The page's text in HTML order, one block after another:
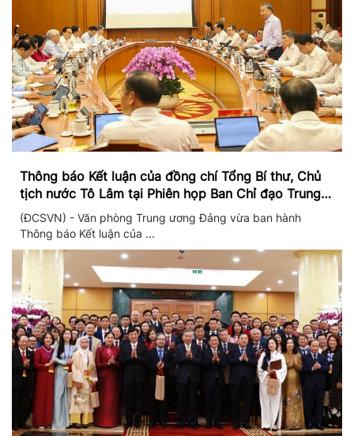
Thông báo Kết luận của đồng chí Tổng Bí thư, Chủ
tịch nước Tô Lâm tại Phiên họp Ban Chỉ đạo Trung
ương thực hiện Nghị quyết 57
(ĐCSVN) - Văn phòng Trung ương Đảng vừa ban hành
Thông báo Kết luận của ...